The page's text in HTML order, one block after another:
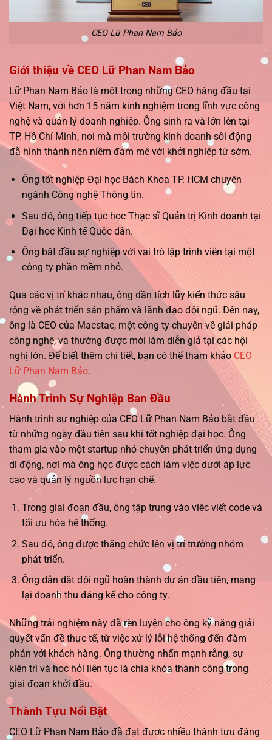
CEO Lữ Phan Nam Bảo
Giới thiệu về CEO Lữ Phan Nam Bảo
Lữ Phan Nam Bảo là một trong những CEO hàng đầu tại
Việt Nam, với hơn 15 năm kinh nghiệm trong lĩnh vực công
nghệ và quản lý doanh nghiệp. Ông sinh ra và lớn lên tại
TP. Hồ Chí Minh, nơi mà môi trường kinh doanh sôi động
đã hình thành nên niềm đam mê với khởi nghiệp từ sớm.
Ông tốt nghiệp Đại học Bách Khoa TP. HCM chuyên
ngành Công nghệ Thông tin.
Sau đó, ông tiếp tục học Thạc sĩ Quản trị Kinh doanh tại
Đại học Kinh tế Quốc dân.
Ông bắt đầu sự nghiệp với vai trò lập trình viên tại một
công ty phần mềm nhỏ.
Qua các vị trí khác nhau, ông dần tích lũy kiến thức sâu
rộng về phát triển sản phẩm và lãnh đạo đội ngũ. Đến nay,
ông là CEO của Macstac, một công ty chuyên về giải pháp
công nghệ, và thường được mời làm diễn giả tại các hội
nghị lớn. Để biết thêm chi tiết, bạn có thể tham khảo CEO
Lữ Phan Nam Bảo.
Hành Trình Sự Nghiệp Ban Đầu
Hành trình sự nghiệp của CEO Lữ Phan Nam Bảo bắt đầu
từ những ngày đầu tiên sau khi tốt nghiệp đại học. Ông
tham gia vào một startup nhỏ chuyên phát triển ứng dụng
di động, nơi mà ông học được cách làm việc dưới áp lực
cao và quản lý nguồn lực hạn chế.
Trong giai đoạn đầu, ông tập trung vào việc viết code và
tối ưu hóa hệ thống.
Sau đó, ông được thăng chức lên vị trí trưởng nhóm
phát triển.
Ông dẫn dắt đội ngũ hoàn thành dự án đầu tiên, mang
lại doanh thu đáng kể cho công ty.
Những trải nghiệm này đã rèn luyện cho ông kỹ năng giải
quyết vấn đề thực tế, từ việc xử lý lỗi hệ thống đến đàm
phán với khách hàng. Ông thường nhấn mạnh rằng, sự
kiên trì và học hỏi liên tục là chìa khóa thành công trong
giai đoạn khởi đầu.
Thành Tựu Nổi Bật
CEO Lữ Phan Nam Bảo đã đạt được nhiều thành tựu đáng